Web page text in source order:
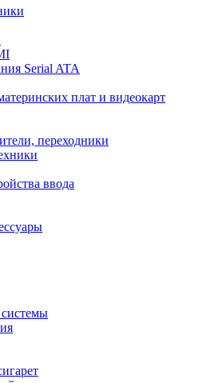
Serial ATA
плат и видеокарт
переходники
ввода